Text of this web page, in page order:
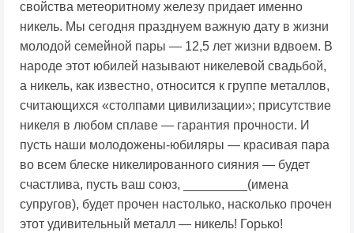
свойства метеоритному железу придает именно
никель. Мы сегодня празднуем важную дату в жизни
молодой семейной пары — 12,5 лет жизни вдвоем. В
народе этот юбилей называют никелевой свадьбой,
а никель, как известно, относится к группе металлов,
считающихся «столпами цивилизации»; присутствие
никеля в любом сплаве — гарантия прочности. И
пусть наши молодожены-юбиляры — красивая пара
во всем блеске никелированного сияния — будет
счастлива, пусть ваш союз, _________(имена
супругов), будет прочен настолько, насколько прочен
этот удивительный металл — никель! Горько!